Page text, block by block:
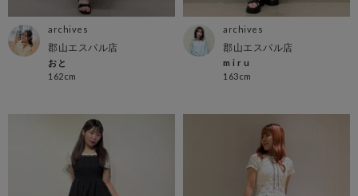
archives
郡山エスパル店
おと
162cm
archives
郡山エスパル店
m i r u
163cm